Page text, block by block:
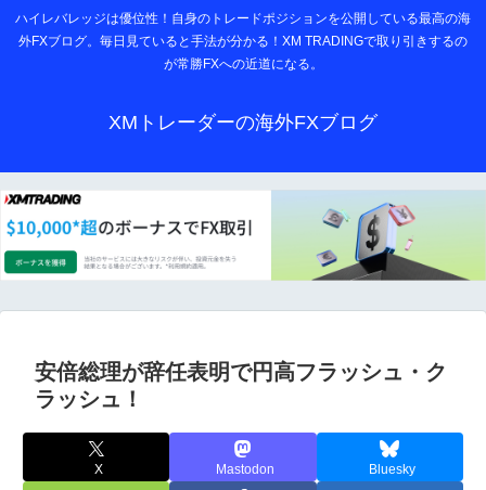
ハイレバレッジは優位性！自身のトレードポジションを公開している最高の海
外FXブログ。毎日見ていると手法が分かる！XM TRADINGで取り引きするの
が常勝FXへの近道になる。
XMトレーダーの海外FXブログ
安倍総理が辞任表明で円高フラッシュ・ク
ラッシュ！
X Mastodon Bluesky